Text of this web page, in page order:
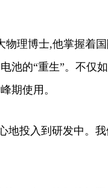
理博士,他掌握着国
池的“重生”。不仅
期使用。
投入到研发中。我